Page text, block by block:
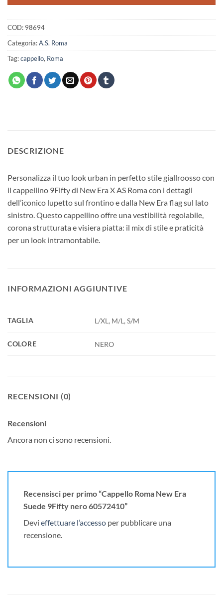
COD: 98694
Categoria:A.S. Roma
Tag:cappello, Roma
DESCRIZIONE
Personalizza il tuo look urban in perfetto stile giallroosso con
il cappellino 9Fifty di New Era X AS Roma con i dettagli
dell’iconico lupetto sul frontino e dalla New Era flag sul lato
sinistro. Questo cappellino offre una vestibilità regolabile,
corona strutturata e visiera piatta: il mix di stile e praticità
per un look intramontabile.
INFORMAZIONI AGGIUNTIVE
TAGLIA L/XL, M/L, S/M
COLORE NERO
RECENSIONI (0)
Recensioni
Ancora non ci sono recensioni.
Recensisci per primo “Cappello Roma New Era
Suede 9Fifty nero 60572410”
Devi effettuare l’accesso per pubblicare una
recensione.